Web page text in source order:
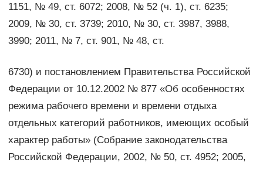
1151, № 49, ст. 6072; 2008, № 52 (ч. 1), ст. 6235;
2009, № 30, ст. 3739; 2010, № 30, ст. 3987, 3988,
3990; 2011, № 7, ст. 901, № 48, ст.
6730) и постановлением Правительства Российской
Федерации от 10.12.2002 № 877 «Об особенностях
режима рабочего времени и времени отдыха
отдельных категорий работников, имеющих особый
характер работы» (Собрание законодательства
Российской Федерации, 2002, № 50, ст. 4952; 2005,